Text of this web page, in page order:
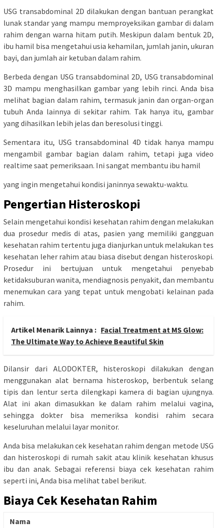
USG transabdominal 2D dilakukan dengan bantuan perangkat
lunak standar yang mampu memproyeksikan gambar di dalam
rahim dengan warna hitam putih. Meskipun dalam bentuk 2D,
ibu hamil bisa mengetahui usia kehamilan, jumlah janin, ukuran
bayi, dan jumlah air ketuban dalam rahim.
Berbeda dengan USG transabdominal 2D, USG transabdominal
3D mampu menghasilkan gambar yang lebih rinci. Anda bisa
melihat bagian dalam rahim, termasuk janin dan organ-organ
tubuh Anda lainnya di sekitar rahim. Tak hanya itu, gambar
yang dihasilkan lebih jelas dan beresolusi tinggi.
Sementara itu, USG transabdominal 4D tidak hanya mampu
mengambil gambar bagian dalam rahim, tetapi juga video
realtime saat pemeriksaan. Ini sangat membantu ibu hamil
yang ingin mengetahui kondisi janinnya sewaktu-waktu.
Pengertian Histeroskopi
Selain mengetahui kondisi kesehatan rahim dengan melakukan
dua prosedur medis di atas, pasien yang memiliki gangguan
kesehatan rahim tertentu juga dianjurkan untuk melakukan tes
kesehatan leher rahim atau biasa disebut dengan histeroskopi.
Prosedur ini bertujuan untuk mengetahui penyebab
ketidaksuburan wanita, mendiagnosis penyakit, dan membantu
menemukan cara yang tepat untuk mengobati kelainan pada
rahim.
Artikel Menarik Lainnya : Facial Treatment at MS Glow:
The Ultimate Way to Achieve Beautiful Skin
Dilansir dari ALODOKTER, histeroskopi dilakukan dengan
menggunakan alat bernama histeroskop, berbentuk selang
tipis dan lentur serta dilengkapi kamera di bagian ujungnya.
Alat ini akan dimasukkan ke dalam rahim melalui vagina,
sehingga dokter bisa memeriksa kondisi rahim secara
keseluruhan melalui layar monitor.
Anda bisa melakukan cek kesehatan rahim dengan metode USG
dan histeroskopi di rumah sakit atau klinik kesehatan khusus
ibu dan anak. Sebagai referensi biaya cek kesehatan rahim
seperti ini, Anda bisa melihat tabel berikut.
Biaya Cek Kesehatan Rahim
Nama